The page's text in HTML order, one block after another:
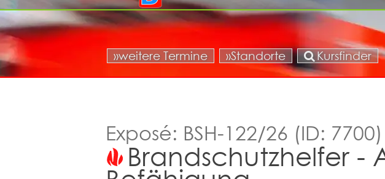
»weitere Termine »Standorte Kursfinder
Exposé: BSH-122/26 (ID: 7700)
Brandschutzhelfer -